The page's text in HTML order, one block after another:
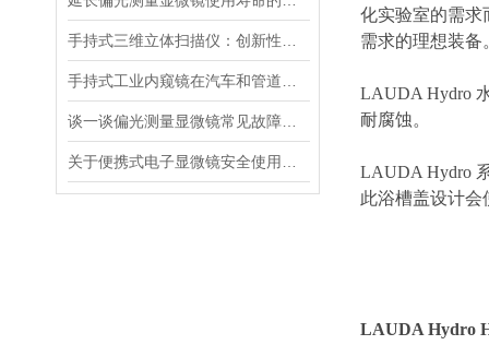
化实验室的需求
需求的理想装备
LAUDA Hydro
耐腐蚀。
LAUDA Hydro
此浴槽盖设计会
LAUDA Hydro